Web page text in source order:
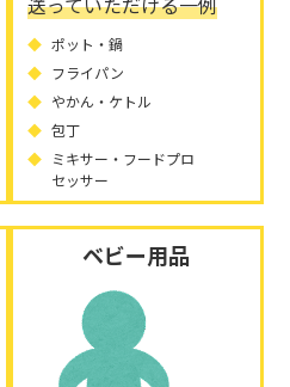
ポット・鍋
フライパン
やかん・ケトル
包丁
ミキサー・フードプロ
セッサー
ベビー用品